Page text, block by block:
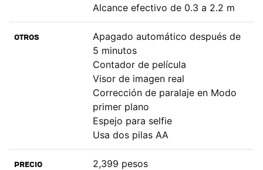
Alcance efectivo de 0.3 a 2.2 m
OTROS
Apagado automático después de
5 minutos
Contador de película
Visor de imagen real
Corrección de paralaje en Modo
primer plano
Espejo para selfie
Usa dos pilas AA
PRECIO 2,399 pesos